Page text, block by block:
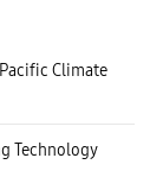
Climate
Technology